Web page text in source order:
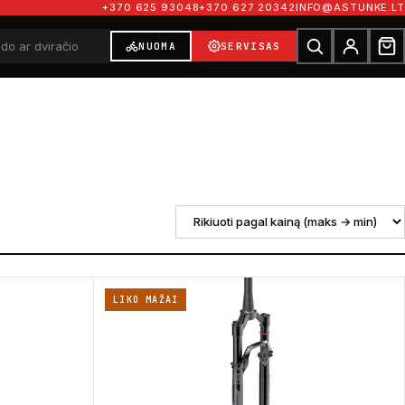
+370 625 93048+370 627 20342INFO@ASTUNKE.LT
NUOMA SERVISAS
LIKO MAŽAI